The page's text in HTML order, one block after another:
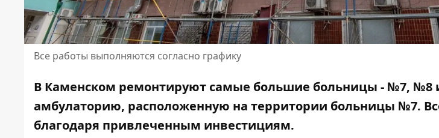
Все работы выполняются согласно графику
В Каменском ремонтируют самые большие больницы - №7, №8
амбулаторию, расположенную на территории больницы №7.
благодаря привлеченным инвестициям.